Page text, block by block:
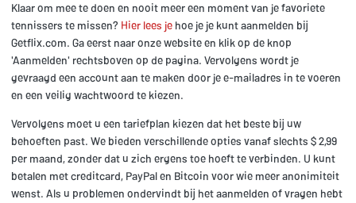
Klaar om mee te doen en nooit meer een moment van je favoriete
tennissers te missen? Hier lees je hoe je je kunt aanmelden bij
Getflix.com. Ga eerst naar onze website en klik op de knop
'Aanmelden' rechtsboven op de pagina. Vervolgens wordt je
gevraagd een account aan te maken door je e-mailadres in te voeren
en een veilig wachtwoord te kiezen.
Vervolgens moet u een tariefplan kiezen dat het beste bij uw
behoeften past. We bieden verschillende opties vanaf slechts $ 2,99
per maand, zonder dat u zich ergens toe hoeft te verbinden. U kunt
betalen met creditcard, PayPal en Bitcoin voor wie meer anonimiteit
wenst. Als u problemen ondervindt bij het aanmelden of vragen hebt